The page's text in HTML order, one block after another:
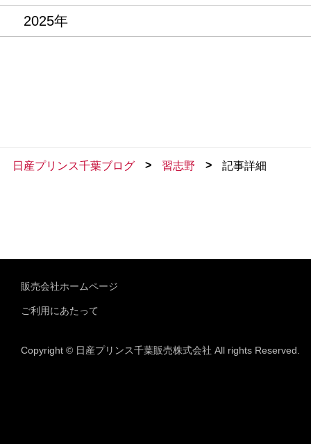
2025年
日産プリンス千葉ブログ > 習志野 > 記事詳細
販売会社ホームページ
ご利用にあたって
Copyright © 日産プリンス千葉販売株式会社 All rights Reserved.